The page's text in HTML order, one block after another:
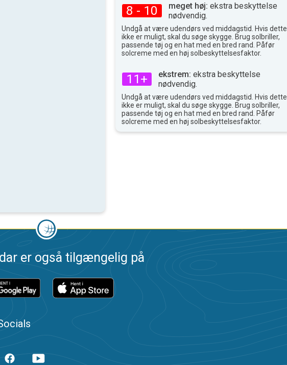
8 - 10 meget høj: ekstra beskyttelse
nødvendig.
Undgå at være udendørs ved middagstid. Hvis dette
ikke er muligt, skal du søge skygge. Brug solbriller,
passende tøj og en hat med en bred rand. Påfør
solcreme med en høj solbeskyttelsesfaktor.
11+ ekstrem: ekstra beskyttelse
nødvendig.
Undgå at være udendørs ved middagstid. Hvis dette
ikke er muligt, skal du søge skygge. Brug solbriller,
passende tøj og en hat med en bred rand. Påfør
solcreme med en høj solbeskyttelsesfaktor.
er også tilgængelig på